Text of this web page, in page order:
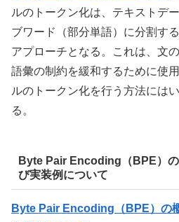
ルのトークン化は、テキストデ
ブワード（部分単語）に分割す
アプローチとなる。これは、文
語彙の制約を緩和するために使
ルのトークン化を行う方法には
る。
Byte Pair Encoding（BPE）
び実装例について
Byte Pair Encoding（BPE）の